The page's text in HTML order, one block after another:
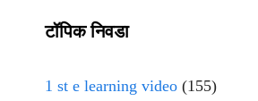
टॉपिक निवडा
1 st e learning video (155)